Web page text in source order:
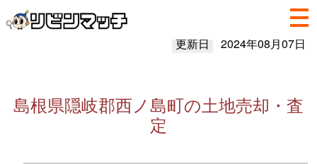
更新日 2024年08月07日
島根県隠岐郡西ノ島町の土地売却・査
定